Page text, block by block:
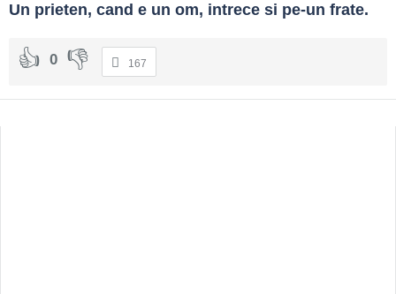
Un prieten, cand e un om, intrece si pe-un frate.
0 167